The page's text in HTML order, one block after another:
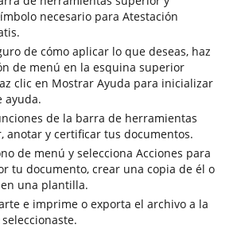
necesario para Atestación
de cómo aplicar lo que deseas, haz
de menú en la esquina superior
clic en Mostrar Ayuda para inicializar
ayuda.
de la barra de herramientas
anotar y certificar tus documentos.
de menú y selecciona Acciones para
tu documento, crear una copia de él o
una plantilla.
e imprime o exporta el archivo a la